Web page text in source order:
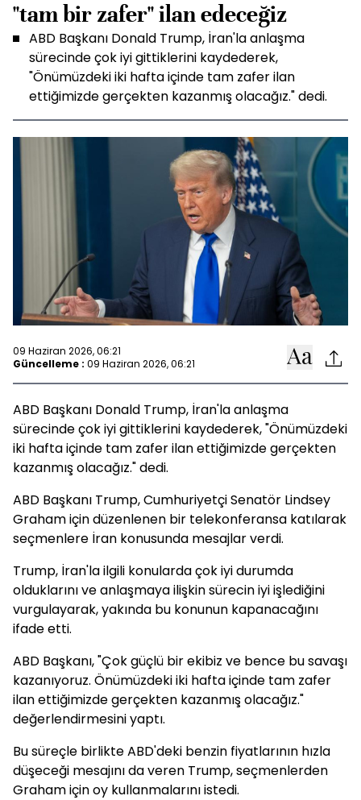
"tam bir zafer" ilan edeceğiz
ABD Başkanı Donald Trump, İran'la anlaşma
sürecinde çok iyi gittiklerini kaydederek,
"Önümüzdeki iki hafta içinde tam zafer ilan
ettiğimizde gerçekten kazanmış olacağız." dedi.
09 Haziran 2026, 06:21
Güncelleme : 09 Haziran 2026, 06:21
ABD Başkanı Donald Trump, İran'la anlaşma
sürecinde çok iyi gittiklerini kaydederek, "Önümüzdeki
iki hafta içinde tam zafer ilan ettiğimizde gerçekten
kazanmış olacağız." dedi.
ABD Başkanı Trump, Cumhuriyetçi Senatör Lindsey
Graham için düzenlenen bir telekonferansa katılarak
seçmenlere İran konusunda mesajlar verdi.
Trump, İran'la ilgili konularda çok iyi durumda
olduklarını ve anlaşmaya ilişkin sürecin iyi işlediğini
vurgulayarak, yakında bu konunun kapanacağını
ifade etti.
ABD Başkanı, "Çok güçlü bir ekibiz ve bence bu savaşı
kazanıyoruz. Önümüzdeki iki hafta içinde tam zafer
ilan ettiğimizde gerçekten kazanmış olacağız."
değerlendirmesini yaptı.
Bu süreçle birlikte ABD'deki benzin fiyatlarının hızla
düşeceği mesajını da veren Trump, seçmenlerden
Graham için oy kullanmalarını istedi.